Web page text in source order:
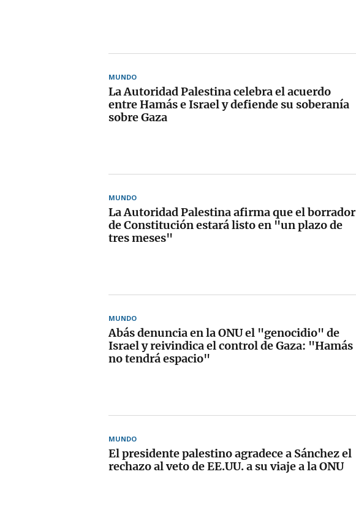
MUNDO
La Autoridad Palestina celebra el acuerdo
entre Hamás e Israel y defiende su soberanía
sobre Gaza
MUNDO
La Autoridad Palestina afirma que el borrador
de Constitución estará listo en "un plazo de
tres meses"
MUNDO
Abás denuncia en la ONU el "genocidio" de
Israel y reivindica el control de Gaza: "Hamás
no tendrá espacio"
MUNDO
El presidente palestino agradece a Sánchez el
rechazo al veto de EE.UU. a su viaje a la ONU